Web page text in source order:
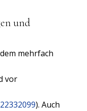
und
mehrfach
vor
). Auch